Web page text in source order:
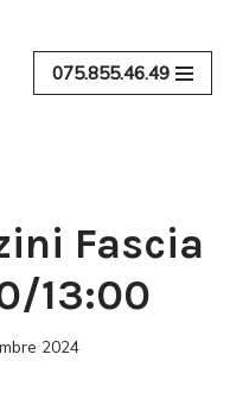
075.855.46.49
Fascia
13:00
2024